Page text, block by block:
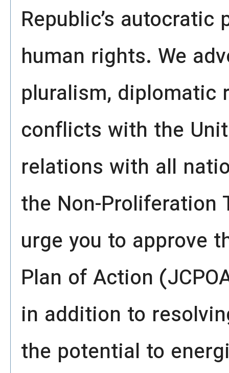
Republic’s
human rights. We
pluralism, diplomatic
conflicts with the
relations with all
the Non-Proliferation
urge you to approve
Plan of Action
in addition to
the potential to